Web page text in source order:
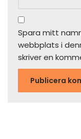
Spara mitt
webbplats i
skriver en